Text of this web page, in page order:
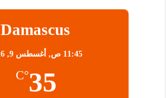
Damascus
11:45 ص, أغسطس 9, 2026
35
°C